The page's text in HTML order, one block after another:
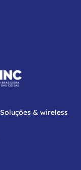
Soluções & wireless